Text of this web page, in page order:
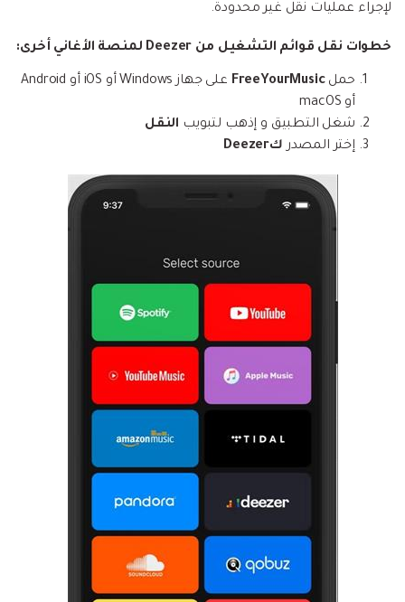
لإجراء عمليات نقل غير محدودة.
خطوات نقل قوائم التشغيل من Deezer لمنصة الأغاني أخرى:
حملFreeYourMusic
على جهاز Windows أو iOS أو Android
أو macOS
شغل التطبيق و إذهب لتبويب النقل
إختر المصدر كDeezer